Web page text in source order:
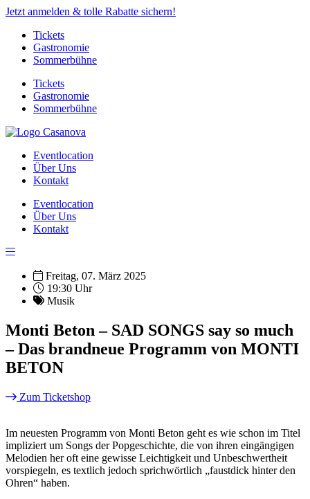
Jetzt anmelden & tolle Rabatte sichern!
Tickets
Gastronomie
Sommerbühne
Tickets
Gastronomie
Sommerbühne
Eventlocation
Über Uns
Kontakt
Eventlocation
Über Uns
Kontakt
Freitag, 07. März 2025
19:30 Uhr
Musik
Monti Beton – SAD SONGS say so much
– Das brandneue Programm von MONTI
BETON
Zum Ticketshop
Im neuesten Programm von Monti Beton geht es wie schon im Titel
impliziert um Songs der Popgeschichte, die von ihren eingängigen
Melodien her oft eine gewisse Leichtigkeit und Unbeschwertheit
vorspiegeln, es textlich jedoch sprichwörtlich „faustdick hinter den
Ohren“ haben.